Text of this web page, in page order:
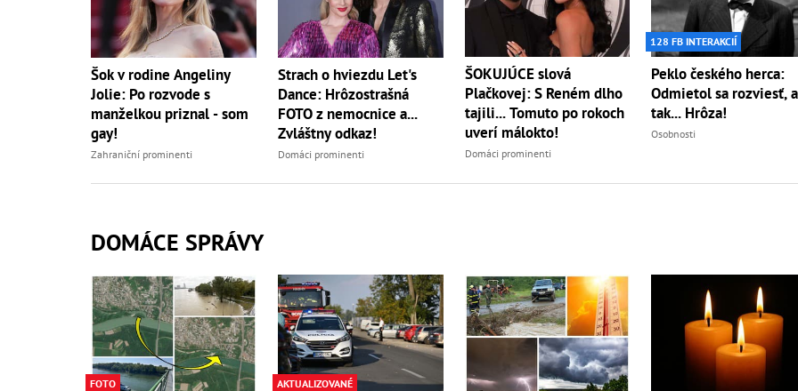
Šok v rodine Angeliny
Jolie: Po rozvode s
manželkou priznal - som
gay!
Zahraniční prominenti
Strach o hviezdu Let's
Dance: Hrôzostrašná
FOTO z nemocnice a...
Zvláštny odkaz!
Domáci prominenti
ŠOKUJÚCE slová
Plačkovej: S Reném dlho
tajili... Tomuto po rokoch
uverí málokto!
Domáci prominenti
128 FB INTERAKCIÍ
Peklo českého herca:
Odmietol sa rozviesť, a
tak... Hrôza!
Osobnosti
DOMÁCE SPRÁVY
FOTO AKTUALIZOVANÉ